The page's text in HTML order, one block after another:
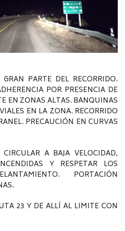
PARTE DEL RECORRIDO.
POR PRESENCIA DE
EN ZONAS ALTAS. BANQUINAS
EN LA ZONA. RECORRIDO
PRECAUCIÓN EN CURVAS
CIRCULAR A BAJA VELOCIDAD,
Y RESPETAR LOS
PORTACIÓN
23 Y DE ALLÍ AL LIMITE CON